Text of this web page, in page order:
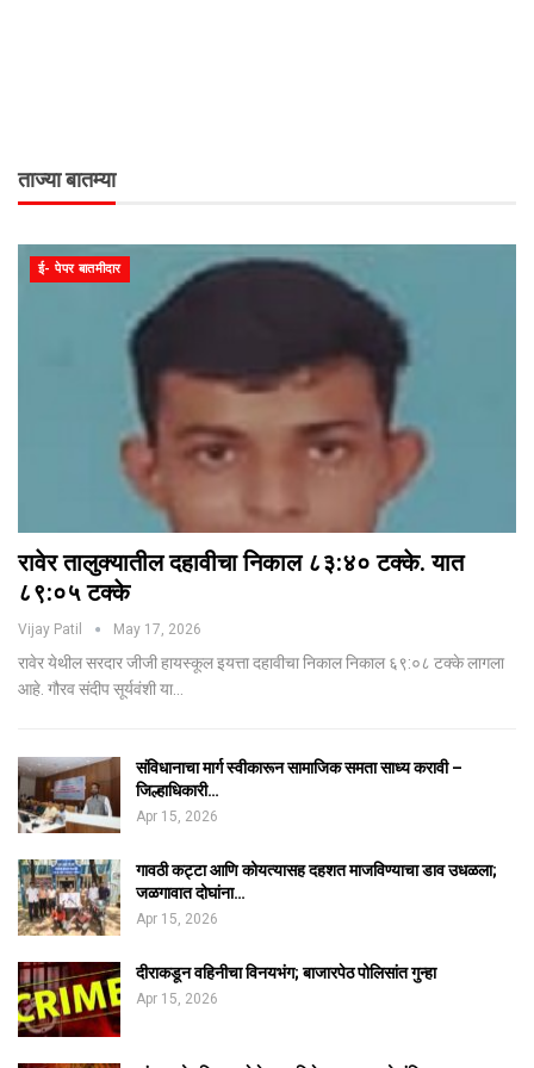
ताज्या बातम्या
ई- पेपर बातमीदार
रावेर तालुक्यातील दहावीचा निकाल ८३:४० टक्के. यात
८९:०५ टक्के
Vijay Patil May 17, 2026
रावेर येथील सरदार जीजी हायस्कूल इयत्ता दहावीचा निकाल निकाल ६९:०८ टक्के लागला
आहे. गौरव संदीप सूर्यवंशी या…
संविधानाचा मार्ग स्वीकारून सामाजिक समता साध्य करावी –
जिल्हाधिकारी…
Apr 15, 2026
गावठी कट्टा आणि कोयत्यासह दहशत माजविण्याचा डाव उधळला;
जळगावात दोघांना…
Apr 15, 2026
दीराकडून वहिनीचा विनयभंग; बाजारपेठ पोलिसांत गुन्हा
Apr 15, 2026